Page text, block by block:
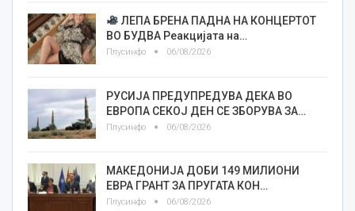
ЛЕПА БРЕНА ПАДНА НА КОНЦЕРТОТ
ВО БУДВА Реакцијата на…
Плусинфо 06/08/2026
РУСИЈА ПРЕДУПРЕДУВА ДЕКА ВО
ЕВРОПА СЕКОЈ ДЕН СЕ ЗБОРУВА ЗА…
Плусинфо 06/08/2026
МАКЕДОНИЈА ДОБИ 149 МИЛИОНИ
ЕВРА ГРАНТ ЗА ПРУГАТА КОН…
Плусинфо 06/08/2026